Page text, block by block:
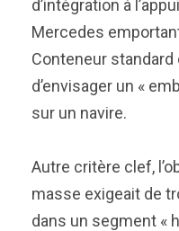
d’intégration à
Mercedes
Conteneur standard
d’envisager un «
sur un navire.
Autre critère clef,
masse exigeait de
dans un segment «